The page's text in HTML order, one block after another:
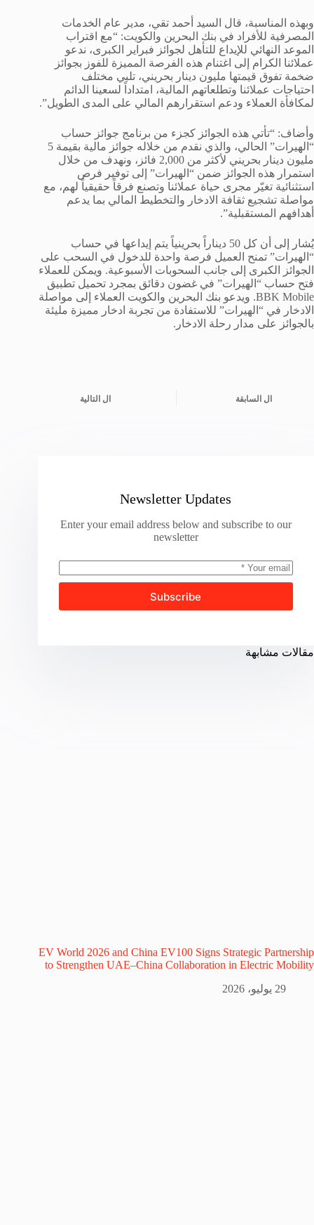
وبهذه المناسبة، قال السيد أحمد تقي، مدير عام الخدمات
المصرفية للأفراد في بنك البحرين والكويت: “مع اقتراب
الموعد النهائي للإيداع للتأهل لجوائز فبراير الكبرى، ندعو
عملائنا الكرام إلى اغتنام هذه الفرصة المميزة للفوز بجوائز
ضخمة تفوق قيمتها مليون دينار بحريني، تلبي مختلف
احتياجات عملائنا وتطلعاتهم المالية، امتداداً لسعينا الدائم
لمكافأة العملاء ودعم استقرارهم المالي على المدى الطويل”.
وأضاف: “تأتي هذه الجوائز كجزء من برنامج جوائز حساب
“الهيرات” الحالي، والذي نقدم من خلاله جوائز مالية بقيمة 5
مليون دينار بحريني لأكثر من 2,000 فائز، ونهدف من خلال
استمرار هذه الجوائز ضمن “الهيرات” إلى توفير فرص
استثنائية تغيّر مجرى حياة عملائنا وتصنع فرقاً حقيقياً لهم، مع
مواصلة تشجيع ثقافة الادخار والتخطيط المالي بما يدعم
أهدافهم المستقبلية”.
يُشار إلى أن كل 50 ديناراً بحرينياً يتم إيداعها في حساب
“الهيرات” تمنح العميل فرصة واحدة للدخول في السحب على
الجوائز الكبرى إلى جانب السحوبات الأسبوعية. ويمكن للعملاء
فتح حساب “الهيرات” في غضون دقائق بمجرد تحميل تطبيق
BBK Mobile. ويدعو بنك البحرين والكويت العملاء إلى مواصلة
الادخار في “الهيرات” للاستفادة من تجربة ادخار مميزة مليئة
بالجوائز على مدار رحلة الادخار.
ال السابقة ال التالية
Newsletter Updates
Enter your email address below and subscribe to our
newsletter
Subscribe
مقالات مشابهة
EV World 2026 and China EV100 Signs Strategic Partnership
to Strengthen UAE–China Collaboration in Electric Mobility
29 يوليو، 2026